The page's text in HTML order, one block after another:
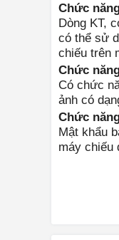
Chức
Dòng KT,
có thể sử
chiếu trên
Chức
Có chức
ảnh có
Chức
Mật khẩu
máy chiếu